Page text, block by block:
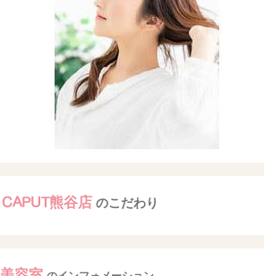
CAPUT熊谷店 のこだわり